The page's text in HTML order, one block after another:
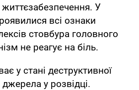
У
всі ознаки
стовбура головного
не реагує на біль.
у стані деструктивної
у розвідці.